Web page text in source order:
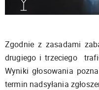
Zgodnie z zasadami
drugiego i trzeciego
Wyniki głosowania
termin nadsyłania